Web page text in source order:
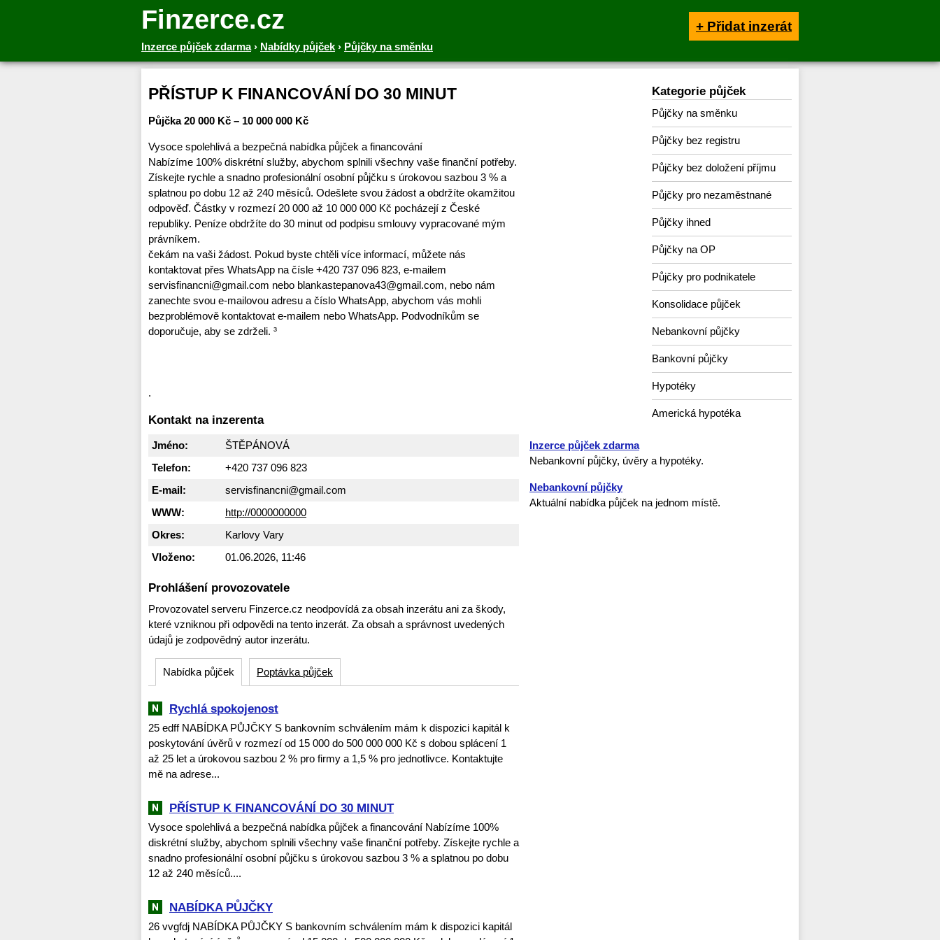
Finzerce.cz
Inzerce půjček zdarma› Nabídky půjček › Půjčky na směnku
+ Přidat inzerát
PŘÍSTUP K FINANCOVÁNÍ DO 30 MINUT
Půjčka 20 000 Kč – 10 000 000 Kč
Vysoce spolehlivá a bezpečná nabídka půjček a financování
Nabízíme 100% diskrétní služby, abychom splnili všechny vaše finanční potřeby.
Získejte rychle a snadno profesionální osobní půjčku s úrokovou sazbou 3 % a
splatnou po dobu 12 až 240 měsíců. Odešlete svou žádost a obdržíte okamžitou
odpověď. Částky v rozmezí 20 000 až 10 000 000 Kč pocházejí z České
republiky. Peníze obdržíte do 30 minut od podpisu smlouvy vypracované mým
právníkem.
čekám na vaši žádost. Pokud byste chtěli více informací, můžete nás
kontaktovat přes WhatsApp na čísle +420 737 096 823, e-mailem
servisfinancni@gmail.com nebo blankastepanova43@gmail.com, nebo nám
zanechte svou e-mailovou adresu a číslo WhatsApp, abychom vás mohli
bezproblémově kontaktovat e-mailem nebo WhatsApp. Podvodníkům se
doporučuje, aby se zdrželi. ³
.
Kontakt na inzerenta
Jméno:
ŠTĚPÁNOVÁ
Telefon:
+420 737 096 823
E-mail:
servisfinancni@gmail.com
WWW:
http://0000000000
Okres:
Karlovy Vary
Vloženo:
01.06.2026, 11:46
Prohlášení provozovatele
Provozovatel serveru Finzerce.cz neodpovídá za obsah inzerátu ani za škody,
které vzniknou při odpovědi na tento inzerát. Za obsah a správnost uvedených
údajů je zodpovědný autor inzerátu.
Nabídka půjček Poptávka půjček
Rychlá spokojenost
25 edff NABÍDKA PŮJČKY S bankovním schválením mám k dispozici kapitál k
poskytování úvěrů v rozmezí od 15 000 do 500 000 000 Kč s dobou splácení 1
až 25 let a úrokovou sazbou 2 % pro firmy a 1,5 % pro jednotlivce. Kontaktujte
mě na adrese...
PŘÍSTUP K FINANCOVÁNÍ DO 30 MINUT
Vysoce spolehlivá a bezpečná nabídka půjček a financování Nabízíme 100%
diskrétní služby, abychom splnili všechny vaše finanční potřeby. Získejte rychle a
snadno profesionální osobní půjčku s úrokovou sazbou 3 % a splatnou po dobu
12 až 240 měsíců....
NABÍDKA PŮJČKY
26 vvgfdj NABÍDKA PŮJČKY S bankovním schválením mám k dispozici kapitál
Kategorie půjček
Půjčky na směnku
Půjčky bez registru
Půjčky bez doložení příjmu
Půjčky pro nezaměstnané
Půjčky ihned
Půjčky na OP
Půjčky pro podnikatele
Konsolidace půjček
Nebankovní půjčky
Bankovní půjčky
Hypotéky
Americká hypotéka
Inzerce půjček zdarma
Nebankovní půjčky, úvěry a hypotéky.
Nebankovní půjčky
Aktuální nabídka půjček na jednom místě.